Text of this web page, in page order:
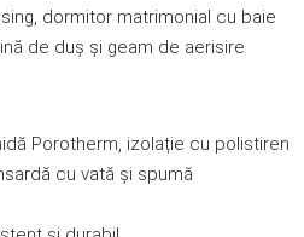
dormitor matrimonial cu baie
de duș și geam de aerisire
Porotherm, izolație cu polistiren
cu vată și spumă